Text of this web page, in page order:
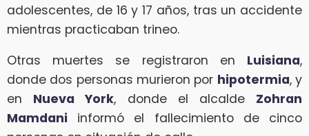
adolescentes, de 16 y 17 años, tras un accidente
mientras practicaban trineo.
Otras muertes se registraron en Luisiana,
donde dos personas murieron por hipotermia, y
en Nueva York, donde el alcalde Zohran
Mamdani informó el fallecimiento de cinco